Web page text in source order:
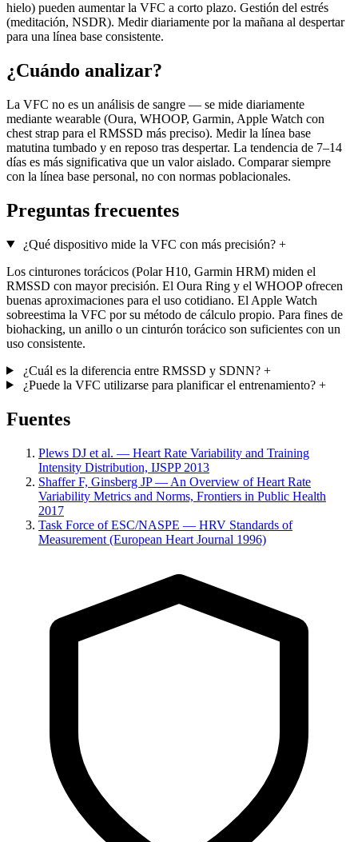
hielo) pueden aumentar la VFC a corto plazo. Gestión del estrés
(meditación, NSDR). Medir diariamente por la mañana al despertar
para una línea base consistente.
¿Cuándo analizar?
La VFC no es un análisis de sangre — se mide diariamente
mediante wearable (Oura, WHOOP, Garmin, Apple Watch con
chest strap para el RMSSD más preciso). Medir la línea base
matutina tumbado y en reposo tras despertar. La tendencia de 7–14
días es más significativa que un valor aislado. Comparar siempre
con la línea base personal, no con normas poblacionales.
Preguntas frecuentes
¿Qué dispositivo mide la VFC con más precisión? +
Los cinturones torácicos (Polar H10, Garmin HRM) miden el
RMSSD con mayor precisión. El Oura Ring y el WHOOP ofrecen
buenas aproximaciones para el uso cotidiano. El Apple Watch
sobreestima la VFC por su método de cálculo propio. Para fines de
biohacking, un anillo o un cinturón torácico son suficientes con un
uso consistente.
¿Cuál es la diferencia entre RMSSD y SDNN? +
¿Puede la VFC utilizarse para planificar el entrenamiento? +
Fuentes
Plews DJ et al. — Heart Rate Variability and Training
Intensity Distribution, IJSPP 2013
Shaffer F, Ginsberg JP — An Overview of Heart Rate
Variability Metrics and Norms, Frontiers in Public Health
2017
Task Force of ESC/NASPE — HRV Standards of
Measurement (European Heart Journal 1996)